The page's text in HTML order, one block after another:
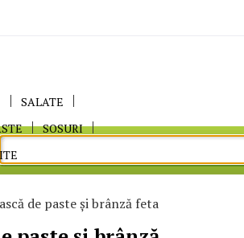
SALATE
SOSURI
de paste și brânză feta